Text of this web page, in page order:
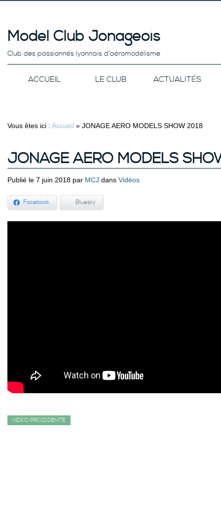
Model Club Jonageois
Club des passionnés lyonnais d’aéromodélisme
ACCUEIL LE CLUB ACTUALITÉS
Vous êtes ici : Accueil » JONAGE AERO MODELS SHOW 2018
JONAGE AERO MODELS
Publié le 7 juin 2018 par MCJ dans Vidéos
Facebook Bluesky
VIDÉO PRÉCÉDENTE